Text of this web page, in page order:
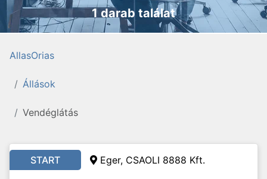
1 darab találat
AllasOrias
Állások
Vendéglátás
START Eger, CSAOLI 8888 Kft.